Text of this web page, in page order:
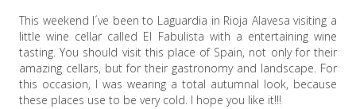
This weekend I´ve been to Laguardia in Rioja Alavesa visiting a
little wine cellar called El Fabulista with a entertaining wine
tasting. You should visit this place of Spain, not only for their
amazing cellars, but for their gastronomy and landscape. For
this occasion, I was wearing a total autumnal look, because
these places use to be very cold. I hope you like it!!!